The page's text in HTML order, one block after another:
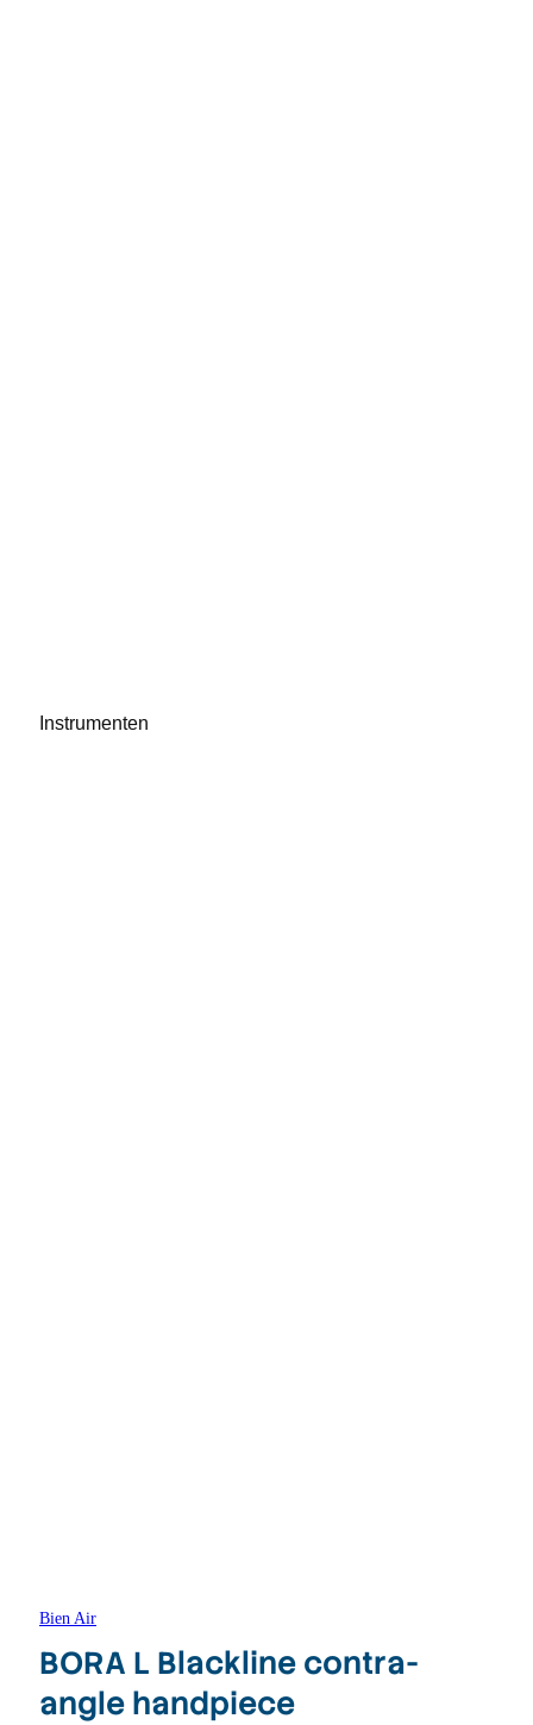
Instrumenten
Bien Air
BORA L Blackline contra-
angle handpiece